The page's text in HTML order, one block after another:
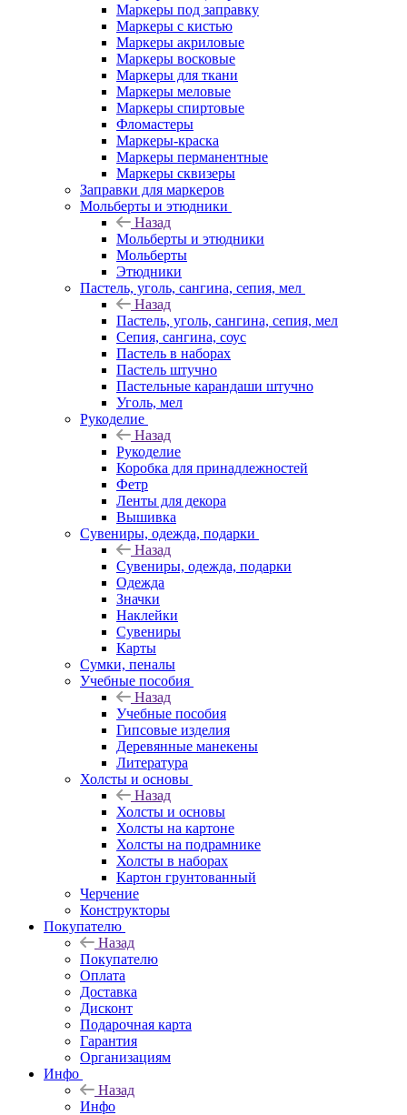
Маркеры под заправку
Маркеры с кистью
Маркеры акриловые
Маркеры восковые
Маркеры для ткани
Маркеры меловые
Маркеры спиртовые
Фломастеры
Маркеры-краска
Маркеры перманентные
Маркеры сквизеры
Заправки для маркеров
Мольберты и этюдники
Назад
Мольберты и этюдники
Мольберты
Этюдники
Пастель, уголь, сангина, сепия, мел
Назад
Пастель, уголь, сангина, сепия, мел
Сепия, сангина, соус
Пастель в наборах
Пастель штучно
Пастельные карандаши штучно
Уголь, мел
Рукоделие
Назад
Рукоделие
Коробка для принадлежностей
Фетр
Ленты для декора
Вышивка
Сувениры, одежда, подарки
Назад
Сувениры, одежда, подарки
Одежда
Значки
Наклейки
Сувениры
Карты
Сумки, пеналы
Учебные пособия
Назад
Учебные пособия
Гипсовые изделия
Деревянные манекены
Литература
Холсты и основы
Назад
Холсты и основы
Холсты на картоне
Холсты на подрамнике
Холсты в наборах
Картон грунтованный
Черчение
Конструкторы
Покупателю
Назад
Покупателю
Оплата
Доставка
Дисконт
Подарочная карта
Гарантия
Организациям
Инфо
Назад
Инфо